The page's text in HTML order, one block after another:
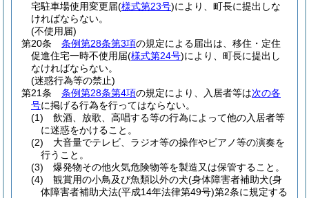
宅駐車場使用変更届(様式第23号)により、町長に提出しな
ければならない。
(不使用届)
第20条
条例第28条第3項の規定による届出は、移住・定住
促進住宅一時不使用届(様式第24号)により、町長に提出し
なければならない。
(迷惑行為等の禁止)
第21条
条例第28条第4項の規定により、入居者等は次の各
号に掲げる行為を行ってはならない。
(1)
飲酒、放歌、高唱する等の行為によって他の入居者等
に迷惑をかけること。
(2)
大音量でテレビ、ラジオ等の操作やピアノ等の演奏を
行うこと。
(3)
爆発物その他火気危険物等を製造又は保管すること。
(4)
観賞用の小鳥及び魚類以外の犬(身体障害者補助犬(身
体障害者補助犬法(平成14年法律第49号)第2条に規定する